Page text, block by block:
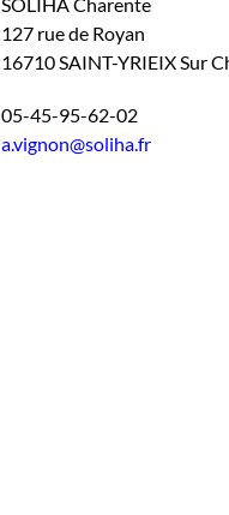
127 rue de Royan
16710 SAINT-YRIEIX Sur
05-45-95-62-02
a.vignon@soliha.fr